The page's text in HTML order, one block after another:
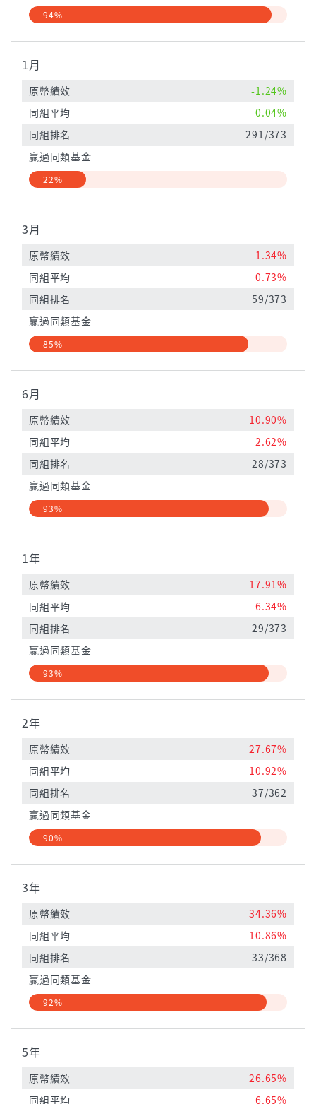
94%
1月
原幣績效
-1.24%
同組平均
-0.04%
同組排名
291/373
贏過同類基金
22%
3月
原幣績效
1.34%
同組平均
0.73%
同組排名
59/373
贏過同類基金
85%
6月
原幣績效
10.90%
同組平均
2.62%
同組排名
28/373
贏過同類基金
93%
1年
原幣績效
17.91%
同組平均
6.34%
同組排名
29/373
贏過同類基金
93%
2年
原幣績效
27.67%
同組平均
10.92%
同組排名
37/362
贏過同類基金
90%
3年
原幣績效
34.36%
同組平均
10.86%
同組排名
33/368
贏過同類基金
92%
5年
原幣績效
26.65%
同組平均
6.65%